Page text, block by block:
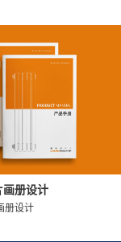
册设计
册设计